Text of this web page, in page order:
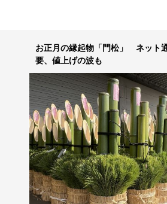
お正月の縁起物「門松」 ネット
要、値上げの波も